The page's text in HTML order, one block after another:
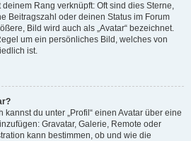
Rang verknüpft: Oft sind dies Sterne,
Beitragszahl oder deinen Status im Forum
Bild wird auch als „Avatar“ bezeichnet.
um ein persönliches Bild, welches von
ist.
du unter „Profil“ einen Avatar über eine
Gravatar, Galerie, Remote oder
kann bestimmen, ob und wie die